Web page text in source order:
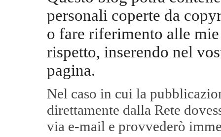
personali coperte da
o fare riferimento alle
rispetto, inserendo nel
pagina.
Nel caso in cui la
direttamente dalla Rete
via e-mail e provvederò